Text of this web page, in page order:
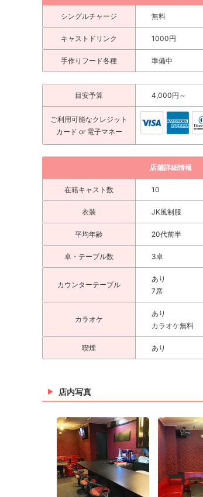
シングルチャージ 無料
キャストドリンク 1000円
手作りフード各種 準備中
目安予算 4,000円～
ご利用可能なクレジット
カード or 電子マネー
店舗詳細情報
在籍キャスト数 10
衣装 JK風制服
平均年齢 20代前半
卓・テーブル数 3卓
カウンターテーブル
あり
7席
カラオケ
あり
カラオケ無料
喫煙 あり
店内写真